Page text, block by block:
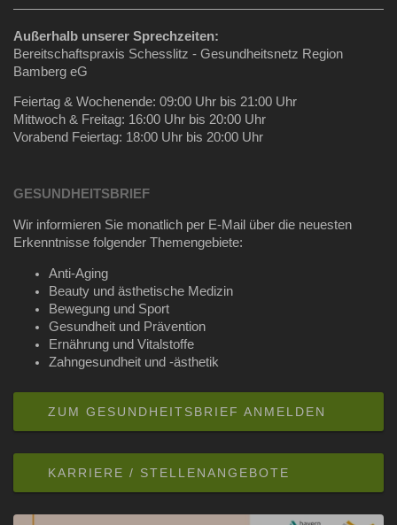
Außerhalb unserer Sprechzeiten:
Bereitschaftspraxis Schesslitz - Gesundheitsnetz Region
Bamberg eG
Feiertag & Wochenende: 09:00 Uhr bis 21:00 Uhr
Mittwoch & Freitag: 16:00 Uhr bis 20:00 Uhr
Vorabend Feiertag: 18:00 Uhr bis 20:00 Uhr
GESUNDHEITSBRIEF
Wir informieren Sie monatlich per E-Mail über die neuesten
Erkenntnisse folgender Themengebiete:
Anti-Aging
Beauty und ästhetische Medizin
Bewegung und Sport
Gesundheit und Prävention
Ernährung und Vitalstoffe
Zahngesundheit und -ästhetik
ZUM GESUNDHEITSBRIEF ANMELDEN
KARRIERE / STELLENANGEBOTE